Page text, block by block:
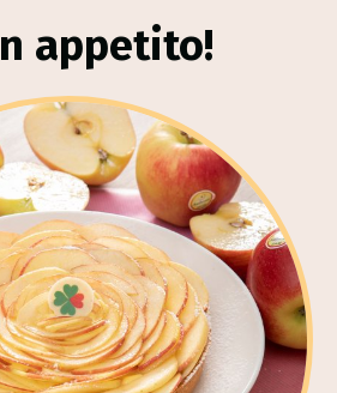
appetito!